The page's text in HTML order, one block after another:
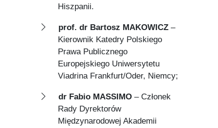
Hiszpanii.
prof. dr Bartosz MAKOWICZ–
Kierownik Katedry Polskiego
Prawa Publicznego
Europejskiego Uniwersytetu
Viadrina Frankfurt/Oder, Niemcy;
dr Fabio MASSIMO– Członek
Rady Dyrektorów
Międzynarodowej Akademii